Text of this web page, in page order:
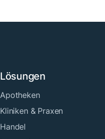
Lösungen
Apotheken
Kliniken & Praxen
Handel